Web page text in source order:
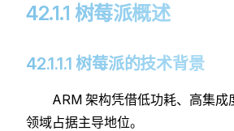
42.1.1 树莓派概述
42.1.1.1 树莓派的技术背景
ARM 架构凭借低功耗、高集
领域占据主导地位。